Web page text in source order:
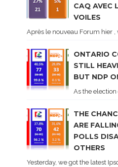
CAQ AVEC
VOILES
Après le nouveau Forum hier ,
ONTARIO
STILL
BUT NDP
As the
THE
ARE
POLLS
OTHERS
Yesterday, we got the latest